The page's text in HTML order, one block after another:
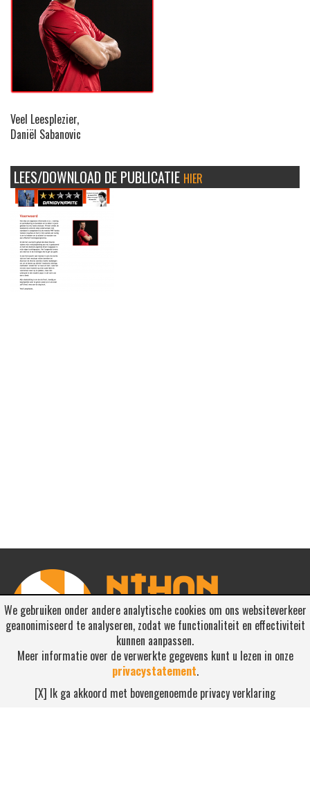
Veel Leesplezier,
Daniël Sabanovic
LEES/DOWNLOAD DE PUBLICATIE HIER
We gebruiken onder andere analytische cookies om ons websiteverkeer
geanonimiseerd te analyseren, zodat we functionaliteit en effectiviteit
kunnen aanpassen.
Meer informatie over de verwerkte gegevens kunt u lezen in onze
privacystatement.
[X] Ik ga akkoord met bovengenoemde privacy verklaring